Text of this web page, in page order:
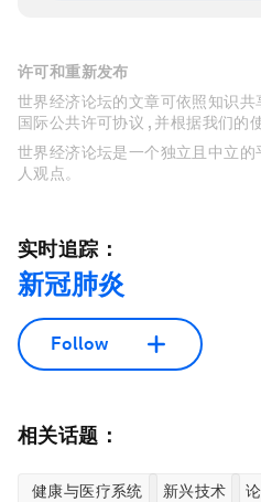
许可和重新发布
世界经济论坛的文章可依照知识
国际公共许可协议 , 并根据我们的
世界经济论坛是一个独立且中立
人观点。
实时追踪：
新冠肺炎
Follow
相关话题：
健康与医疗系统 新兴技术